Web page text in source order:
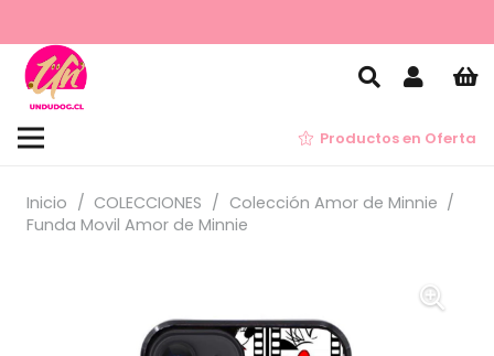
Productos en Oferta
Inicio / COLECCIONES / Colección Amor de Minnie /
Funda Movil Amor de Minnie